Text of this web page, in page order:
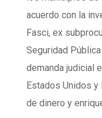
acuerdo con la
Fasci, ex
Seguridad
demanda judicial
Estados Unidos
de dinero y